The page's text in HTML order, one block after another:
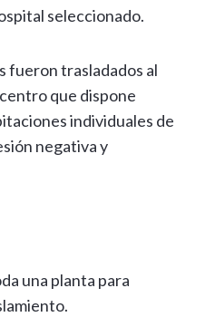
seleccionado.
fueron trasladados al
que dispone
individuales de
negativa y
una planta para